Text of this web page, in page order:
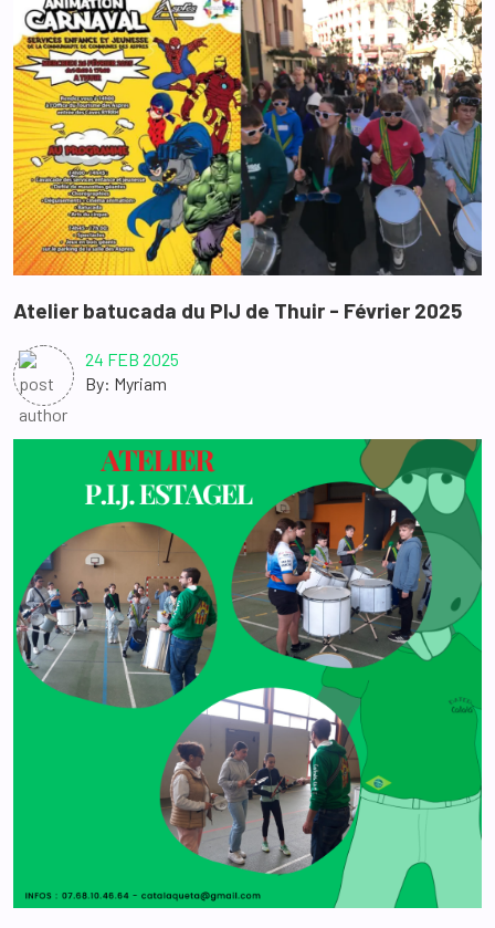
Atelier batucada du PIJ de Thuir - Février 2025
24 FEB 2025
By: Myriam